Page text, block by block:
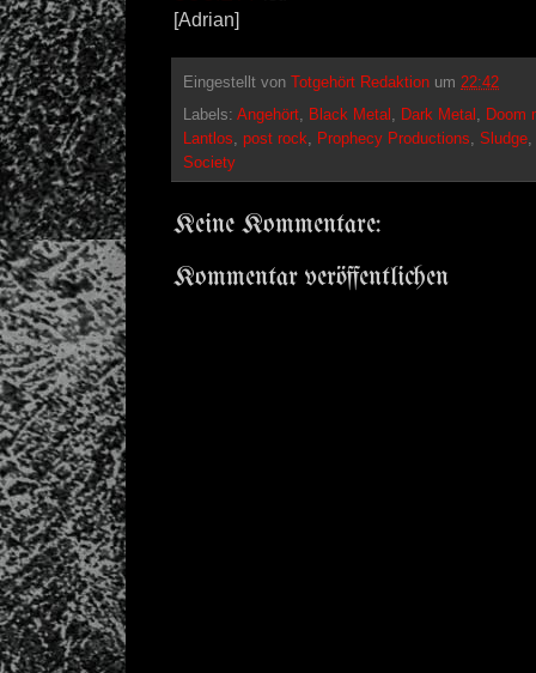
[Adrian]
Eingestellt von Totgehört Redaktion um 22:42
Labels: Angehört Black Metal Dark Metal
Doom
Lantlos post rock Prophecy Productions Sludge
Society
Keine Kommentare:
Kommentar veröffentlichen